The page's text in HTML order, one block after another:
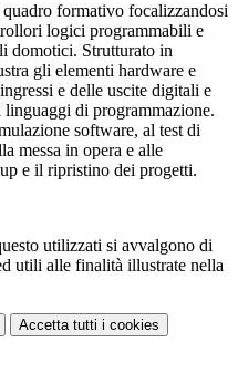
formativo focalizzandosi
logici programmabili e
domotici. Strutturato in
gli elementi hardware e
e delle uscite digitali e
di programmazione.
software, al test di
messa in opera e alle
e il ripristino dei progetti.
utilizzati si avvalgono di
utili alle finalità illustrate nella
Accetta tutti i cookies